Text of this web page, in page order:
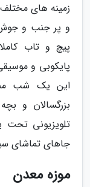
زمینه های
و پر جنب و جوش
پیچ و تاب
پایکوبی و
این یک شب
بزرگسالان و
تلویزیونی تحت
جاهای تماشای
موزه معدن